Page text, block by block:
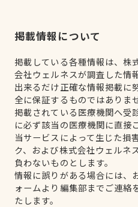
掲載情報について
掲載している各種情報は、株
会社ウェルネスが調査した情
出来るだけ正確な情報掲載に
全に保証するものではありま
掲載されている医療機関へ受
に必ず該当の医療機関に直接
当サービスによって生じた損
ク、および株式会社ウェルネ
負わないものとします。
情報に誤りがある場合には、
ォームより編集部までご連絡
たします。